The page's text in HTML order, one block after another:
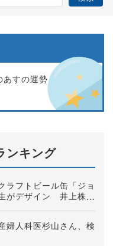
あすの運勢
ンキング
フトビール缶「ジョ
がデザイン 井上株式
人科医杉山さん、検